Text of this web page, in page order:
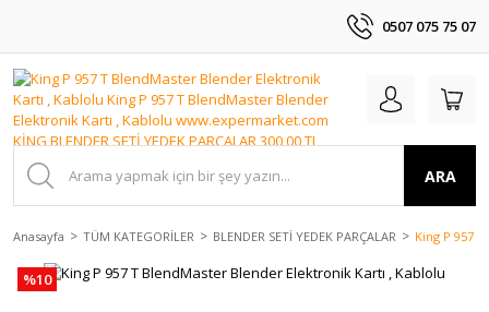
0507 075 75 07
ARA
Anasayfa TÜM KATEGORİLER BLENDER SETİ YEDEK PARÇALAR King P 957
%10